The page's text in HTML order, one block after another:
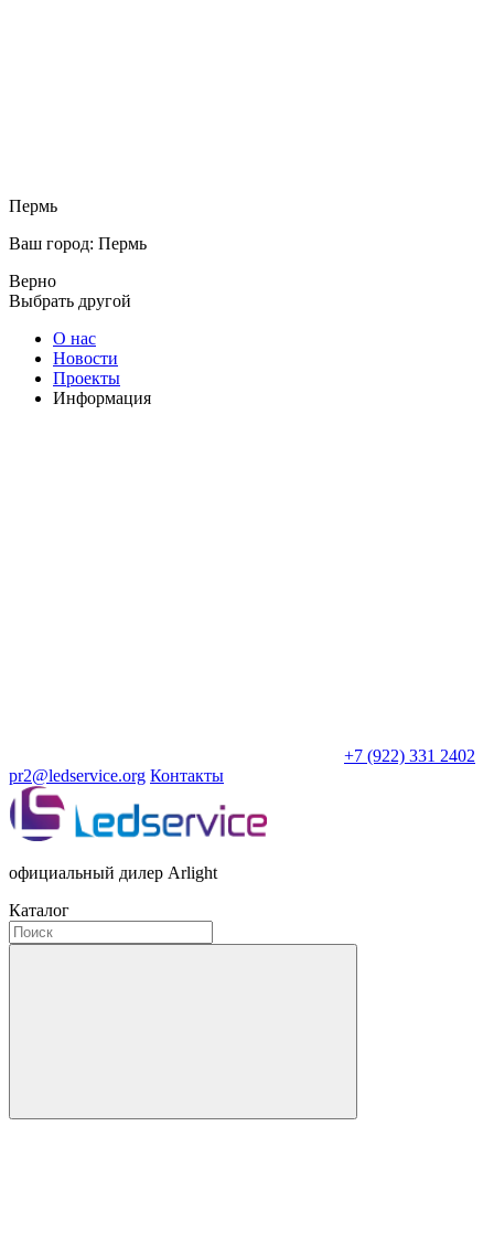
Пермь
Ваш город: Пермь
Верно
Выбрать другой
О нас
Новости
Проекты
Информация
+7 (922) 331 2402
pr2@ledservice.org Контакты
официальный дилер Arlight
Каталог